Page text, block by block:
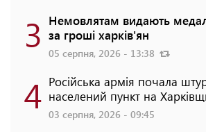
3 Немовлятам видають
за гроші харків'ян
05 серпня, 2026 - 13:38
4 Російська армія почала
населений пункт на
03 серпня, 2026 - 09:45